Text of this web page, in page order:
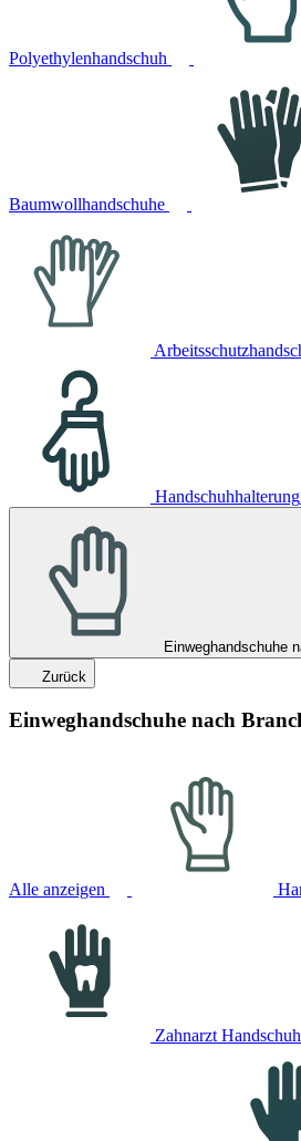
Polyethylenhandschuh
Baumwollhandschuhe
Handschuhhalterung
Einweghandschuhe
Zurück
Einweghandschuhe nach
Alle anzeigen
Zahnarzt